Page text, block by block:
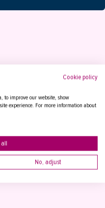
Cookie policy
to improve our website, show
experience. For more information about
all
No, adjust